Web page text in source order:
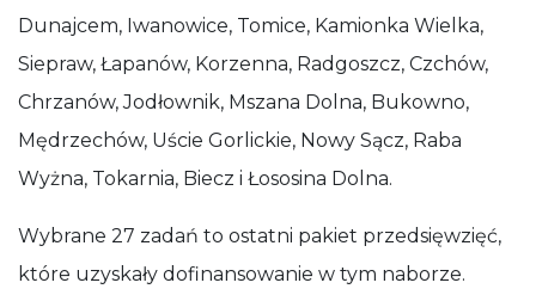
Dunajcem, Iwanowice, Tomice, Kamionka Wielka,
Siepraw, Łapanów, Korzenna, Radgoszcz, Czchów,
Chrzanów, Jodłownik, Mszana Dolna, Bukowno,
Mędrzechów, Uście Gorlickie, Nowy Sącz, Raba
Wyżna, Tokarnia, Biecz i Łososina Dolna.
Wybrane 27 zadań to ostatni pakiet przedsięwzięć,
które uzyskały dofinansowanie w tym naborze.